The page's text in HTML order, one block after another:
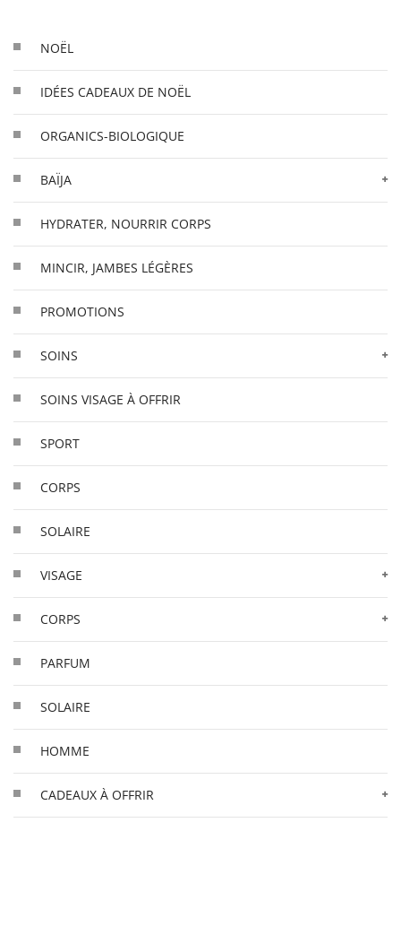
NOËL
IDÉES CADEAUX DE NOËL
ORGANICS-BIOLOGIQUE
BAÏJA
HYDRATER, NOURRIR CORPS
MINCIR, JAMBES LÉGÈRES
PROMOTIONS
SOINS
SOINS VISAGE À OFFRIR
SPORT
CORPS
SOLAIRE
VISAGE
CORPS
PARFUM
SOLAIRE
HOMME
CADEAUX À OFFRIR